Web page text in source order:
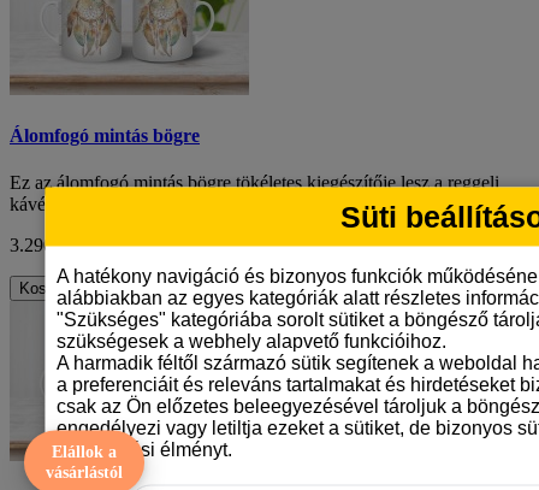
Álomfogó mintás bögre
Ez az álomfogó mintás bögre tökéletes kiegészítője lesz a reggeli
kávédnak vagy teádnak. A bögre kül..
3.290 FtÁFA nélkül: 2.591 Ft
Kosárba
Elállok a
vásárlástól
Süti
A hatékony navigáció és bizonyos funkciók
alábbiakban az egyes kategóriák alatt részletes
"Szükséges" kategóriába sorolt sütiket a böngésző
szükségesek a webhely alapvető funkcióihoz.
A harmadik féltől származó sütik segítenek a weboldal
a preferenciáit és releváns tartalmakat és hirdetéseket
csak az Ön előzetes beleegyezésével tároljuk a
engedélyezi vagy letiltja ezeket a sütiket, de bizonyos
böngészési élményt.